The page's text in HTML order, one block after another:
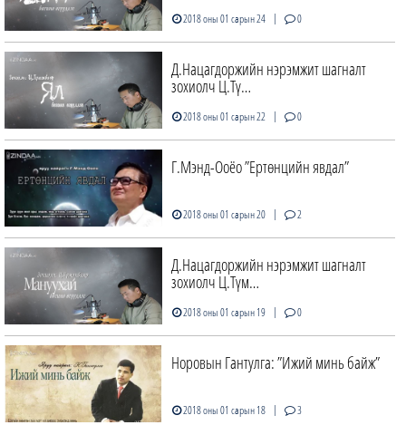
2018 оны 01 сарын 24 | 0
Д.Нацагдоржийн нэрэмжит шагналт
зохиолч Ц.Тү…
2018 оны 01 сарын 22 | 0
Г.Мэнд-Ооёо ”Ертөнцийн явдал”
2018 оны 01 сарын 20 | 2
Д.Нацагдоржийн нэрэмжит шагналт
зохиолч Ц.Түм…
2018 оны 01 сарын 19 | 0
Норовын Гантулга: ”Ижий минь байж”
2018 оны 01 сарын 18 | 3